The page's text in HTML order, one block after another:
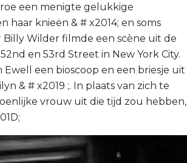
een menigte gelukkige
knieën & # x2014; en soms
Billy Wilder filmde een scène uit de
en 53rd Street in New York City.
een bioscoop en een briesje uit
& # x2019 ;. In plaats van zich te
vrouw uit die tijd zou hebben,